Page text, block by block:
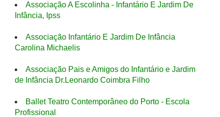
Associação A Escolinha - Infantário E Jardim De
Infância, Ipss
Associação Infantário E Jardim De Infância
Carolina Michaelis
Associação Pais e Amigos do Infantário e Jardim
de Infância Dr.Leonardo Coimbra Filho
Ballet Teatro Contemporâneo do Porto - Escola
Profissional